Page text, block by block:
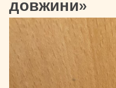
довжини»